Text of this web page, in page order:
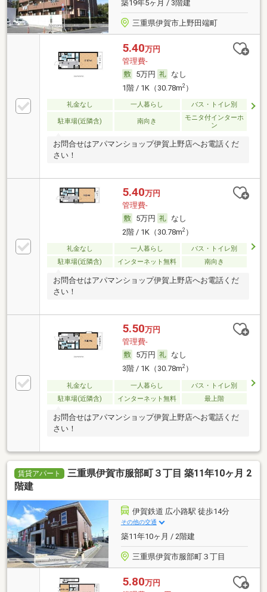
築19年5ヶ月 / 3階建
三重県伊賀市上野田端町
5.40万円
管理費-
5万円
なし
1階 / 1K（30.78m2）
礼金なし 一人暮らし バス・トイレ別
駐車場(近隣含) 南向き
モニタ付インターホ
ン
お問合せはアパマンショップ伊賀上野店へお電話くだ
さい！
5.40万円
管理費-
5万円
なし
2階 / 1K（30.78m2）
礼金なし 一人暮らし
バス・トイレ別
駐車場(近隣含)
インターネット無料 南向き
お問合せはアパマンショップ伊賀上野店へお電話くだ
さい！
5.50万円
管理費-
5万円
なし
3階 / 1K（30.78m2）
礼金なし 一人暮らし
バス・トイレ別
駐車場(近隣含)
インターネット無料 最上階
お問合せはアパマンショップ伊賀上野店へお電話くだ
さい！
賃貸アパート
三重県伊賀市服部町３丁目 築11年10ヶ月 2
階建
伊賀鉄道 広小路駅 徒歩14分
その他の交通
築11年10ヶ月 / 2階建
三重県伊賀市服部町３丁目
5.80万円